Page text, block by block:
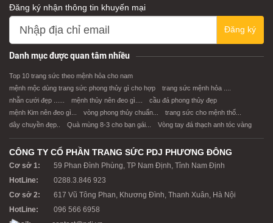
XEM CHI TIẾT XEM CHI TIẾT
Đăng ký nhận thông tin khuyến mại
Đăng ký
Danh mục được quan tâm nhiều
Top 10 trang sức theo mệnh hỏa cho nam
mệnh mộc dùng trang sức phong thủy gì cho hợp
trang sức mệnh hỏa ....
nhẫn cưới đẹp ......
mệnh thủy nên đeo gì....
cầu đá phong thủy đẹp
mệnh Kim nên đeo gì...
vòng phong thủy chuẩn...
trang sức cho mệnh thổ...
dây chuyền đẹp..
Quà mùng 8-3 cho bạn gái... Vòng tay đá thạch anh tóc vàng
CÔNG TY CỔ PHẦN TRANG SỨC PDJ PHƯƠNG ĐÔNG
Cơ sở 1:
59 Phan Đình Phùng, TP Nam Định, Tỉnh Nam Định
HotLine:
0288.3.846 923
Cơ sở 2:
617 Vũ Tông Phan, Khương Đình, Thanh Xuân, Hà Nội
HotLine:
096 566 6958